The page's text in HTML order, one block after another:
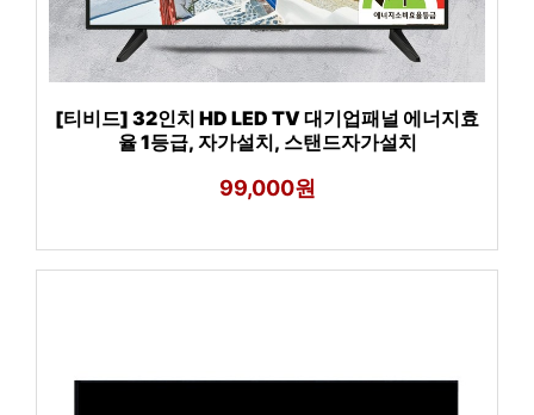
[티비드] 32인치 HD LED TV 대기업패널 에너지효
율 1등급, 자가설치, 스탠드자가설치
99,000원